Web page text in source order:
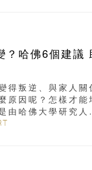
？哈佛6個建議
得叛逆、與家人關
原因呢？怎樣才能
由哈佛大學研究人